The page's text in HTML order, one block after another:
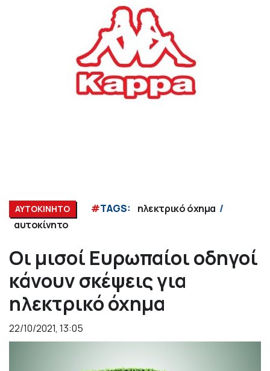
ΑΥΤΟΚΙΝΗΤΟ #TAGS:
ηλεκτρικό όχημα
αυτοκίνητο
Οι μισοί Ευρωπαίοι οδηγοί
κάνουν σκέψεις για
ηλεκτρικό όχημα
22/10/2021, 13:05